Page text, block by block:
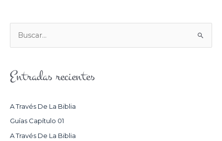
U
C
Entradas recientes
A Través De La Biblia
Guías Capítulo 01
A Través De La Biblia